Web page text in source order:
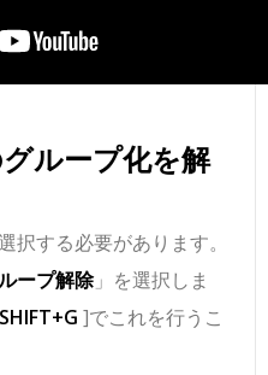
ループ化を解
択する必要があります。
ープ解除」を選択しま
]でこれを行うこ